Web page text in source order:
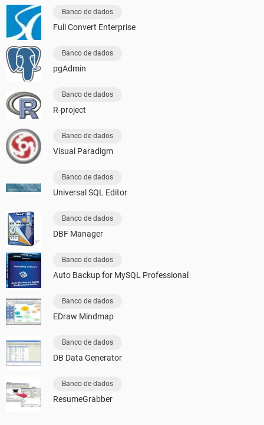
Banco de dados
Full Convert Enterprise
Banco de dados
pgAdmin
Banco de dados
R-project
Banco de dados
Visual Paradigm
Banco de dados
Universal SQL Editor
Banco de dados
DBF Manager
Banco de dados
Auto Backup for MySQL Professional
Banco de dados
EDraw Mindmap
Banco de dados
DB Data Generator
Banco de dados
ResumeGrabber